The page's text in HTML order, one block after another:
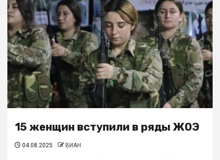
15 женщин вступили в ряды ЖОЭ
04.08.2025 ВИАН